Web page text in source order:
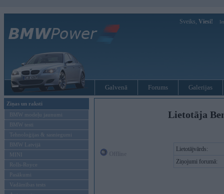
Sveiks, Viesi!
Galvenā Forums Galerijas
Ziņas un raksti
BMW modeļu jaunumi
BMW testi
Tehnoloģijas & sasniegumi
BMW Latvijā
MINI
Rolls-Royce
Pasākumi
Vadāmības tests
Lietotāja
Lietotājvārds:
Ziņojumi forumā: